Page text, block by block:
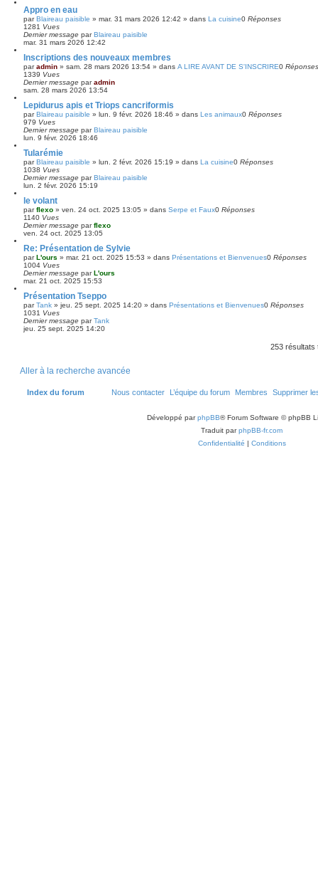
Appro en eau
parBlaireau paisible » mar. 31 mars 2026 12:42 » dans La cuisine0 Réponses
1281 Vues
Dernier message parBlaireau paisible
mar. 31 mars 2026 12:42
Inscriptions des nouveaux membres
paradmin » sam. 28 mars 2026 13:54 » dans A LIRE AVANT DE S'INSCRIRE0 Réponses
1339 Vues
Dernier message paradmin
sam. 28 mars 2026 13:54
Lepidurus apis et Triops cancriformis
parBlaireau paisible » lun. 9 févr. 2026 18:46 » dans Les animaux0 Réponses
979 Vues
Dernier message parBlaireau paisible
lun. 9 févr. 2026 18:46
Tularémie
parBlaireau paisible » lun. 2 févr. 2026 15:19 » dans La cuisine0 Réponses
1038 Vues
Dernier message parBlaireau paisible
lun. 2 févr. 2026 15:19
le volant
parflexo » ven. 24 oct. 2025 13:05 » dans Serpe et Faux0 Réponses
1140 Vues
Dernier message parflexo
ven. 24 oct. 2025 13:05
Re: Présentation de Sylvie
parL'ours » mar. 21 oct. 2025 15:53 » dans Présentations et Bienvenues0 Réponses
1004 Vues
Dernier message parL'ours
mar. 21 oct. 2025 15:53
Présentation Tseppo
parTank » jeu. 25 sept. 2025 14:20 » dans Présentations et Bienvenues0 Réponses
1031 Vues
Dernier message parTank
jeu. 25 sept. 2025 14:20
253
Aller à la recherche avancée
Index du forum Supprimer
Membres
L’équipe du forum
Nous contacter
Développé parphpBB® Forum Software © phpBB
Traduit parphpBB-fr.com
Confidentialité | Conditions